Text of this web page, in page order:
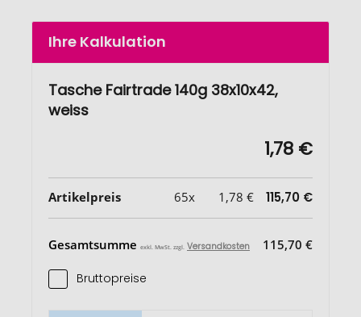
Ihre Kalkulation
Tasche Fairtrade 140g 38x10x42,
weiss
1,78 €
Artikelpreis 65x 1,78 € 115,70 €
Gesamtsumme exkl. MwSt. zzgl. Versandkosten 115,70 €
Bruttopreise